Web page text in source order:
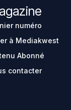
numéro
à Mediakwest
Abonné
contacter